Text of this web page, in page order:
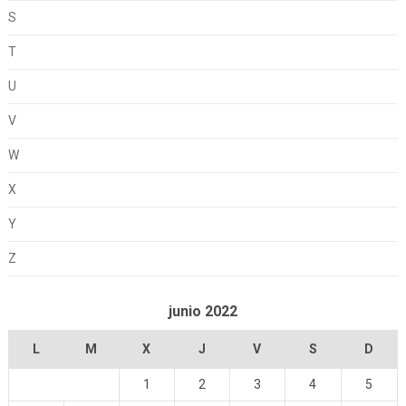
S
T
U
V
W
X
Y
Z
junio 2022
L M X J V S D
1 2 3 4 5